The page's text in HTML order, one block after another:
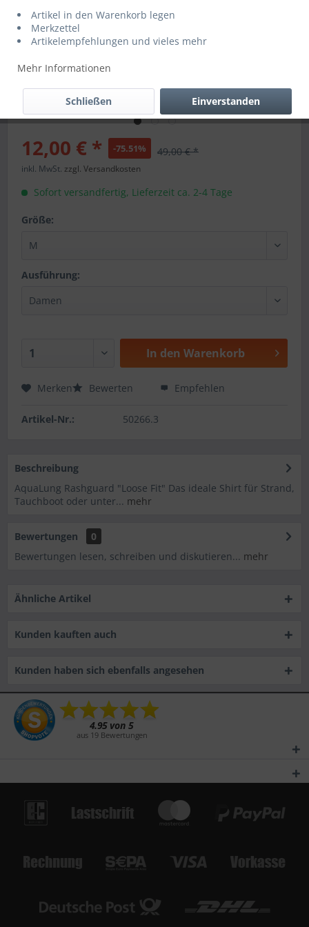
12,00 € * -75.51% 49,00 € *
inkl. MwSt. zzgl. Versandkosten
Sofort versandfertig, Lieferzeit ca. 2-4 Tage
Größe:
Ausführung:
In den Warenkorb
Merken Bewerten Empfehlen
Artikel-Nr.: 50266.3
Beschreibung
AquaLung Rashguard "Loose Fit" Das ideale Shirt für Strand,
Tauchboot oder unter... mehr
Bewertungen
0
Bewertungen lesen, schreiben und diskutieren... mehr
Ähnliche Artikel
Kunden kauften auch
Kunden haben sich ebenfalls angesehen
Artikel in den Warenkorb legen
Merkzettel
Artikelempfehlungen und vieles mehr
Mehr Informationen
Einverstanden
Schließen